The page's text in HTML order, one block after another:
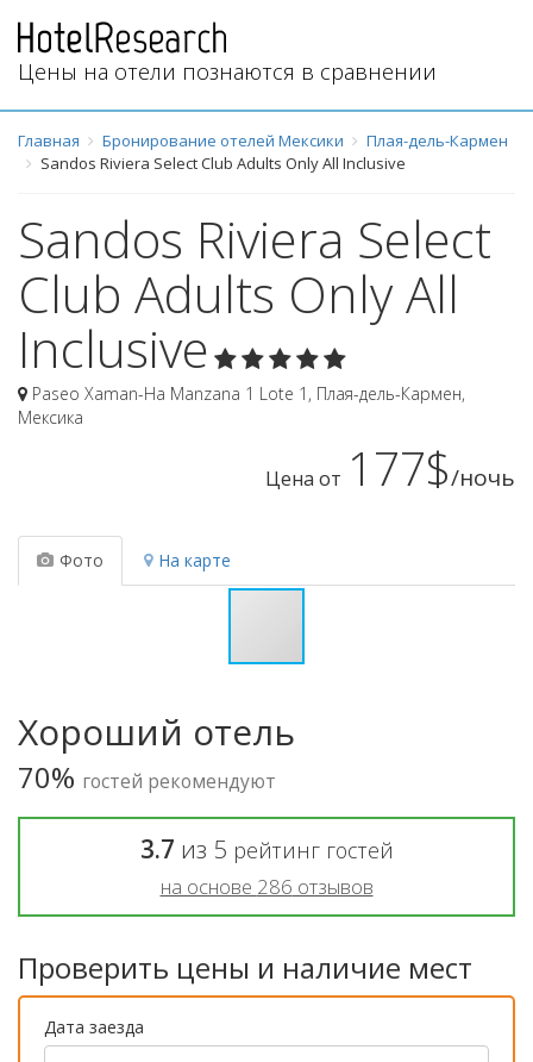
Цены на отели познаются в сравнении
Главная Бронирование отелей Мексики
Плая-дель-Кармен
Sandos Riviera Select Club Adults Only All Inclusive
Sandos Riviera Select
Club Adults Only All
Inclusive
Paseo Xaman-Ha Manzana 1 Lote 1 , Плая-дель-Кармен,
Мексика
Цена от 177$/ночь
Фото На карте
Хороший отель
70% гостей рекомендуют
3.7 из 5 рейтинг гостей
на основе 286 отзывов
Проверить цены и наличие мест
Дата заезда